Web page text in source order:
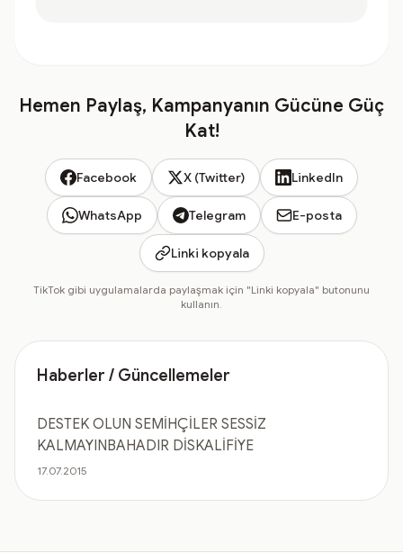
Hemen Paylaş, Kampanyanın Gücüne Güç
Kat!
Facebook X (Twitter) LinkedIn
WhatsApp Telegram E-posta
Linki kopyala
TikTok gibi uygulamalarda paylaşmak için "Linki kopyala" butonunu
kullanın.
Haberler / Güncellemeler
DESTEK OLUN SEMİHÇİLER SESSİZ
KALMAYINBAHADIR DİSKALİFİYE
17.07.2015